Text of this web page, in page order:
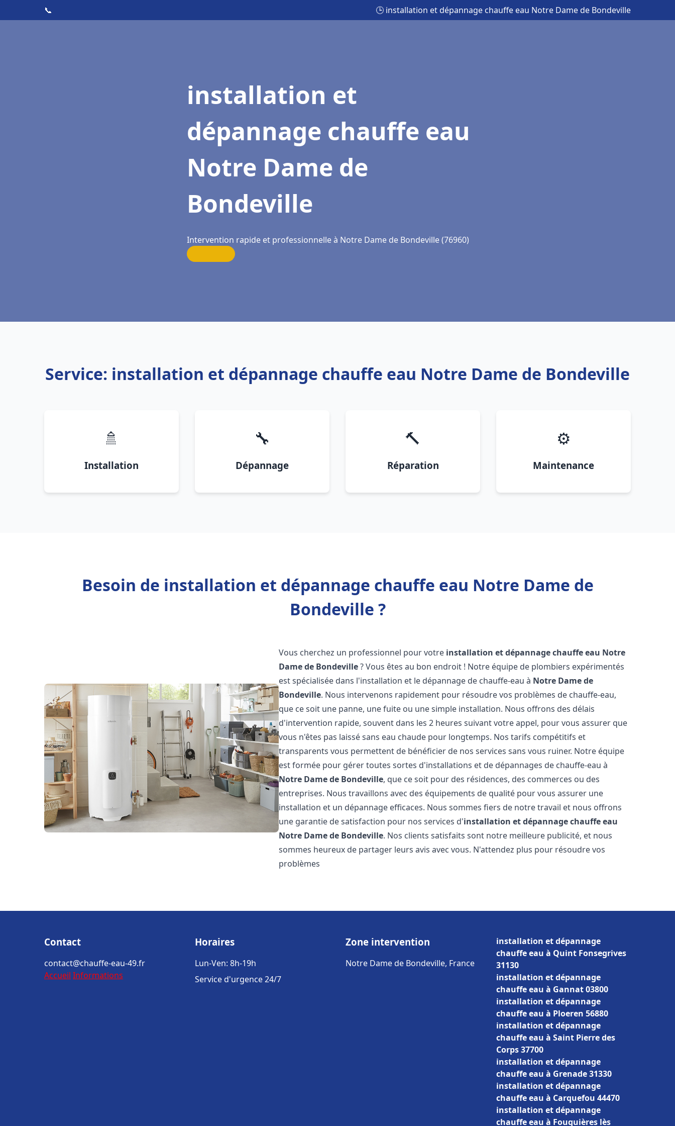
📞 🕒 installation et dépannage chauffe eau Notre Dame de Bondeville
installation et
dépannage chauffe eau
Notre Dame de
Bondeville
Intervention rapide et professionnelle à Notre Dame de Bondeville (76960)
Service: installation et dépannage chauffe eau Notre Dame de Bondeville
🚿
Installation
🔧
Dépannage
🔨
Réparation
⚙️
Maintenance
Besoin de installation et dépannage chauffe eau Notre Dame de
Bondeville ?
Vous cherchez un professionnel pour votre installation et dépannage chauffe eau Notre
Dame de Bondeville? Vous êtes au bon endroit ! Notre équipe de plombiers expérimentés
est spécialisée dans l'installation et le dépannage de chauffe-eau à Notre Dame de
Bondeville. Nous intervenons rapidement pour résoudre vos problèmes de chauffe-eau,
que ce soit une panne, une fuite ou une simple installation. Nous offrons des délais
d'intervention rapide, souvent dans les 2 heures suivant votre appel, pour vous assurer que
vous n'êtes pas laissé sans eau chaude pour longtemps. Nos tarifs compétitifs et
transparents vous permettent de bénéficier de nos services sans vous ruiner. Notre équipe
est formée pour gérer toutes sortes d'installations et de dépannages de chauffe-eau à
Notre Dame de Bondeville, que ce soit pour des résidences, des commerces ou des
entreprises. Nous travaillons avec des équipements de qualité pour vous assurer une
installation et un dépannage efficaces. Nous sommes fiers de notre travail et nous offrons
une garantie de satisfaction pour nos services d'installation et dépannage chauffe eau
Notre Dame de Bondeville. Nos clients satisfaits sont notre meilleure publicité, et nous
sommes heureux de partager leurs avis avec vous. N'attendez plus pour résoudre vos
problèmes
Contact
contact@chauffe-eau-49.fr
Accueil Informations
Horaires
Lun-Ven: 8h-19h
Service d'urgence 24/7
Zone intervention
Notre Dame de Bondeville, France
installation et dépannage
chauffe eau à Quint Fonsegrives
31130
installation et dépannage
chauffe eau à Gannat 03800
installation et dépannage
chauffe eau à Ploeren 56880
installation et dépannage
chauffe eau à Saint Pierre des
Corps 37700
installation et dépannage
chauffe eau à Grenade 31330
installation et dépannage
chauffe eau à Carquefou 44470
installation et dépannage
chauffe eau à Fouquières lès